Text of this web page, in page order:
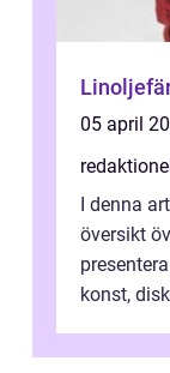
05 april
redaktionel
I denna
översikt
konst,